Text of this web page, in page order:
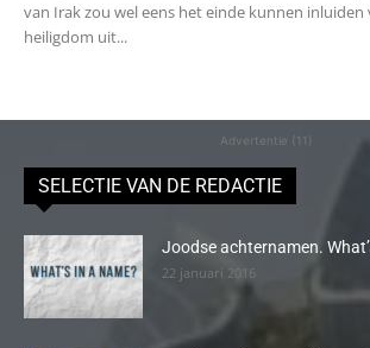
van Irak zou wel eens het einde kunnen
heiligdom uit...
Advertentie (11)
SELECTIE VAN DE REDACTIE
Joodse achternamen.
22 januari 2016